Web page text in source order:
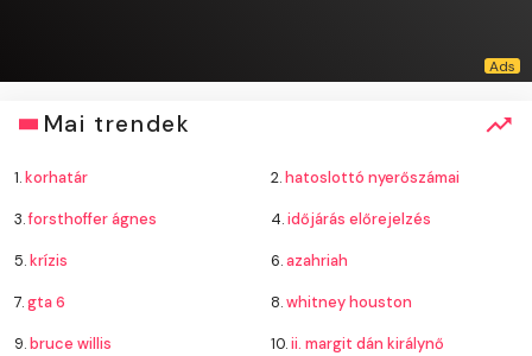
Mai trendek
1.korhatár 2.hatoslottó nyerőszámai
3.forsthoffer ágnes 4.időjárás előrejelzés
5.krízis 6.azahriah
7.gta 6 8.whitney houston
9.bruce willis 10.ii. margit dán királynő